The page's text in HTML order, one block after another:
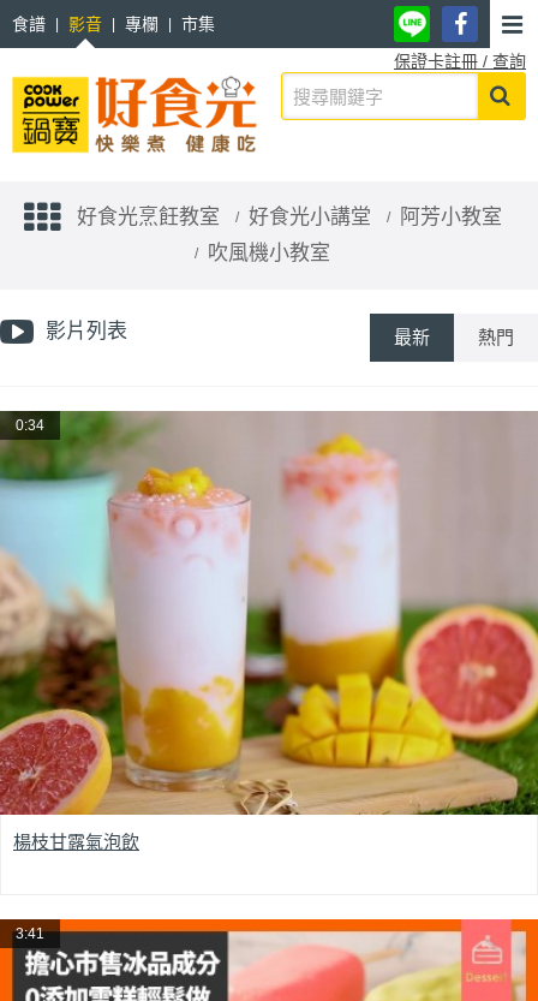
食譜 影音 專欄
市集
保證卡註冊 / 查詢
好食光烹飪教室 好食光小講堂
阿芳小教室
吹風機小教室
影片列表 最新 熱門
0:34
楊枝甘露氣泡飲
3:41